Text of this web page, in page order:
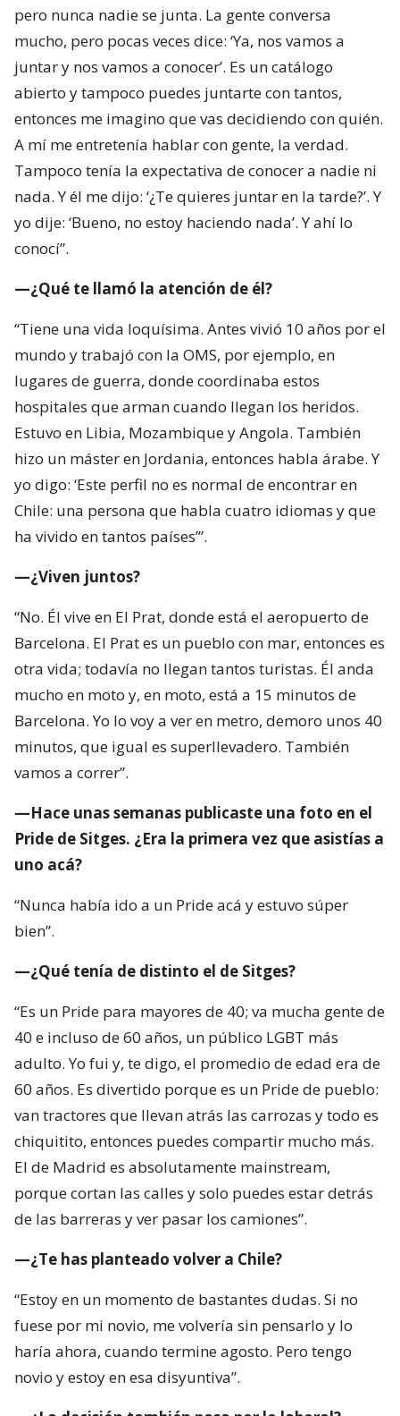
pero nunca nadie se junta. La gente conversa
mucho, pero pocas veces dice: ‘Ya, nos vamos a
juntar y nos vamos a conocer’. Es un catálogo
abierto y tampoco puedes juntarte con tantos,
entonces me imagino que vas decidiendo con quién.
A mí me entretenía hablar con gente, la verdad.
Tampoco tenía la expectativa de conocer a nadie ni
nada. Y él me dijo: ‘¿Te quieres juntar en la tarde?’. Y
yo dije: ‘Bueno, no estoy haciendo nada’. Y ahí lo
conocí”.
—¿Qué te llamó la atención de él?
“Tiene una vida loquísima. Antes vivió 10 años por el
mundo y trabajó con la OMS, por ejemplo, en
lugares de guerra, donde coordinaba estos
hospitales que arman cuando llegan los heridos.
Estuvo en Libia, Mozambique y Angola. También
hizo un máster en Jordania, entonces habla árabe. Y
yo digo: ‘Este perfil no es normal de encontrar en
Chile: una persona que habla cuatro idiomas y que
ha vivido en tantos países’”.
—¿Viven juntos?
“No. Él vive en El Prat, donde está el aeropuerto de
Barcelona. El Prat es un pueblo con mar, entonces es
otra vida; todavía no llegan tantos turistas. Él anda
mucho en moto y, en moto, está a 15 minutos de
Barcelona. Yo lo voy a ver en metro, demoro unos 40
minutos, que igual es superllevadero. También
vamos a correr”.
—Hace unas semanas publicaste una foto en el
Pride de Sitges. ¿Era la primera vez que asistías a
uno acá?
“Nunca había ido a un Pride acá y estuvo súper
bien”.
—¿Qué tenía de distinto el de Sitges?
“Es un Pride para mayores de 40; va mucha gente de
40 e incluso de 60 años, un público LGBT más
adulto. Yo fui y, te digo, el promedio de edad era de
60 años. Es divertido porque es un Pride de pueblo:
van tractores que llevan atrás las carrozas y todo es
chiquitito, entonces puedes compartir mucho más.
El de Madrid es absolutamente mainstream,
porque cortan las calles y solo puedes estar detrás
de las barreras y ver pasar los camiones”.
—¿Te has planteado volver a Chile?
“Estoy en un momento de bastantes dudas. Si no
fuese por mi novio, me volvería sin pensarlo y lo
haría ahora, cuando termine agosto. Pero tengo
novio y estoy en esa disyuntiva”.